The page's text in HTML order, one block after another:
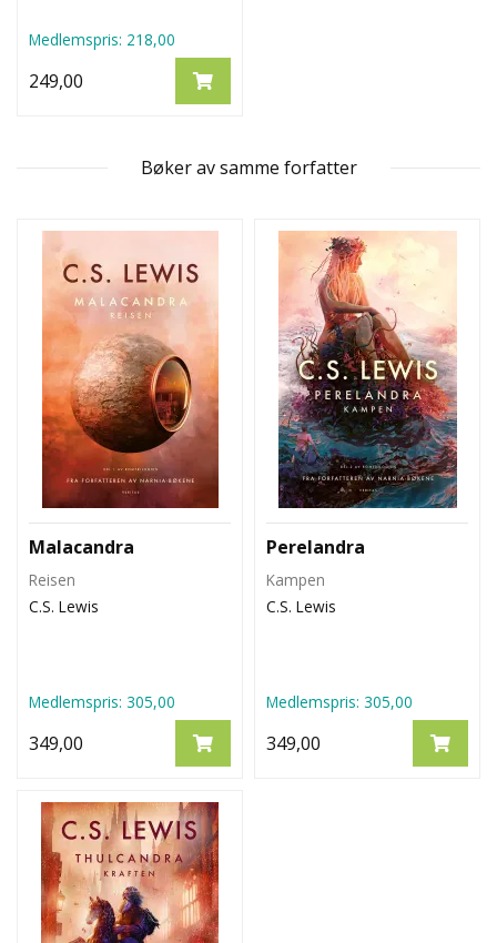
Medlemspris: 218,00
249,00
Bøker av samme forfatter
Malacandra
Reisen
C.S. Lewis
Medlemspris: 305,00
349,00
Perelandra
Kampen
C.S. Lewis
Medlemspris: 305,00
349,00